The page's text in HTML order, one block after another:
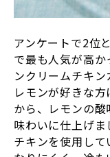
アンケートで2位
で最も人気が高
ンクリームチキン
レモンが好きな
から、レモンの
味わいに仕上げ
チキンを使用して